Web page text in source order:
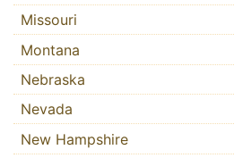
Missouri
Montana
Nebraska
Nevada
New Hampshire